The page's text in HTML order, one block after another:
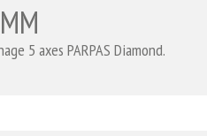
5 axes PARPAS Diamond.